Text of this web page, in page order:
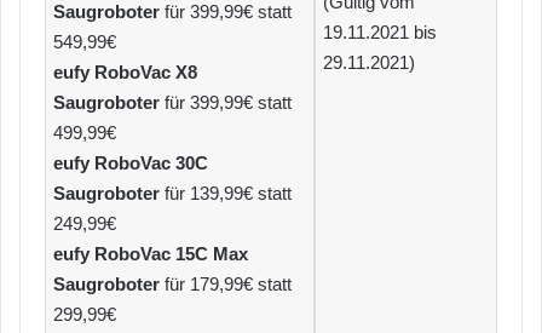
Saugroboter für 399,99€ statt
549,99€
eufy RoboVac X8
Saugroboter für 399,99€ statt
499,99€
eufy RoboVac 30C
Saugroboter für 139,99€ statt
249,99€
eufy RoboVac 15C Max
Saugroboter für 179,99€ statt
299,99€
19.11.2021 bis
29.11.2021)